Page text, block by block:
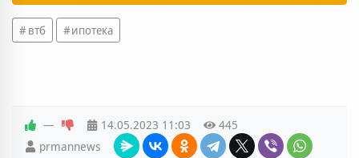
втб ипотека
— 14.05.2023 11:03
445
prmannews